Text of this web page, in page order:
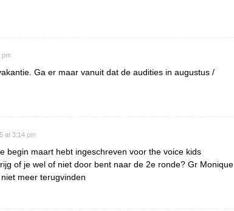
pm
Ga er maar vanuit dat de audities in augustus /
at 3:14 pm
begin maart hebt ingeschreven voor the voice kids
of je wel of niet door bent naar de 2e ronde? Gr Monique
meer terugvinden